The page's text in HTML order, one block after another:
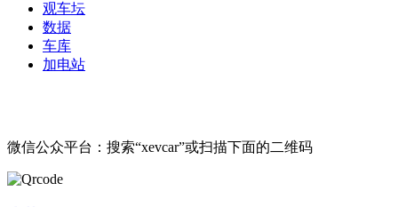
观车坛
数据
车库
加电站
微信公众平台：搜索“xevcar”或扫描下面的二维码